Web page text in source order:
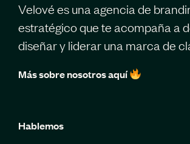
Velové es una agencia de
estratégico que te acompaña a
diseñar y liderar una marca de
Más sobre nosotros aquí
Hablemos